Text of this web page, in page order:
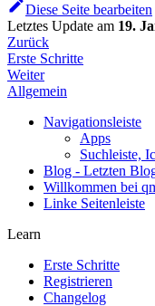
Diese Seite bearbeiten
Letztes Update am 19.
Zurück
Erste Schritte
Weiter
Allgemein
Navigationsleiste
Apps
Suchleiste,
Blog - Letzten
Willkommen bei
Linke Seitenleiste
Learn
Erste Schritte
Registrieren
Changelog